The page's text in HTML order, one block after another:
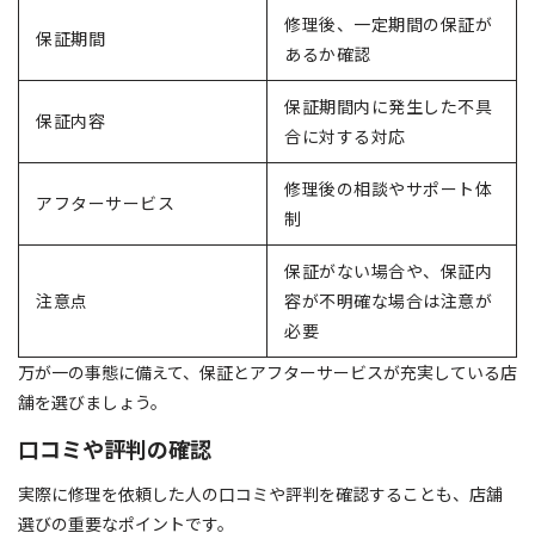
保証期間
修理後、一定期間の保証が
あるか確認
保証内容
保証期間内に発生した不具
合に対する対応
アフターサービス
修理後の相談やサポート体
制
注意点
保証がない場合や、保証内
容が不明確な場合は注意が
必要
万が一の事態に備えて、保証とアフターサービスが充実している店
舗を選びましょう。
口コミや評判の確認
実際に修理を依頼した人の口コミや評判を確認することも、店舗
選びの重要なポイントです。